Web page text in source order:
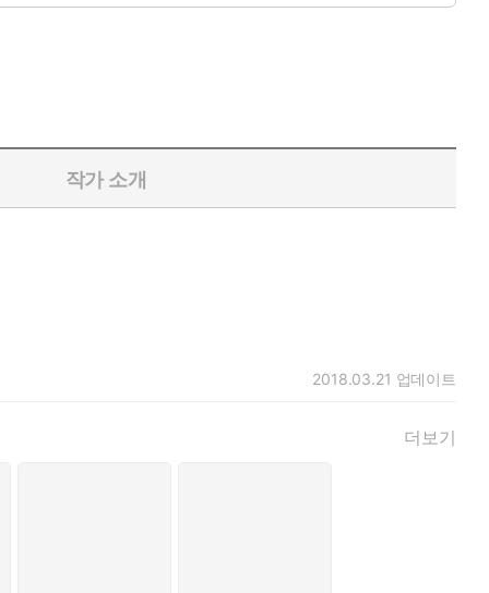
지는 서늘한 경고라고 할 수 있다.
작가 소개
2018.03.21 업데이트
더보기